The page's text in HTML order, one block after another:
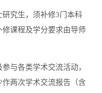
研究生，须补修3门本科
课程及学分要求由导师
与各类学术交流活动，
两次学术交流报告（含